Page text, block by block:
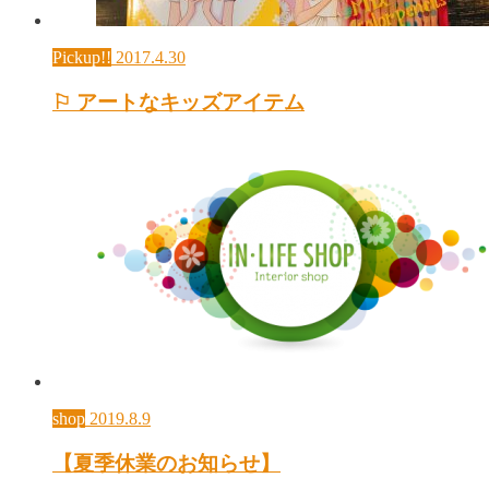
Pickup!! 2017.4.30
⚐ アートなキッズアイテム
shop 2019.8.9
【夏季休業のお知らせ】